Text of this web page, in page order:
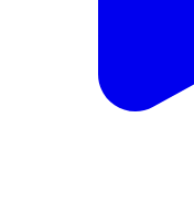
श्री आशा राम चौधरी